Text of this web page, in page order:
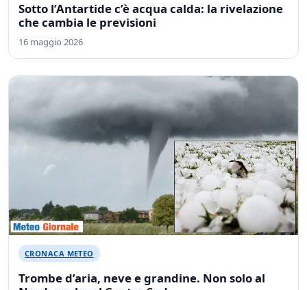
Sotto l’Antartide c’è acqua calda: la rivelazione
che cambia le previsioni
16 maggio 2026
CRONACA METEO
Trombe d’aria, neve e grandine. Non solo al